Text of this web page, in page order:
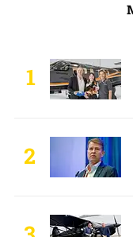
1
2